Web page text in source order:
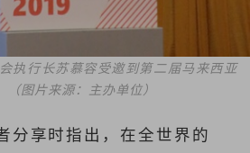
执行长苏慕容受邀到第二届马来西亚
图片来源：主办单位）
分享时指出，在全世界的